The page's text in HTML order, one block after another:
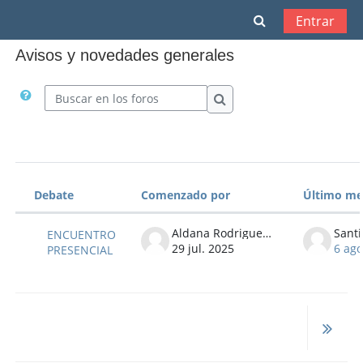
Selector de
Entrar
Avisos y novedades generales
Buscar en los foros
Buscar en los foros
Mostrando 1 de 1 discusiones
Estado
Debate Comenzado por Último
ENCUENTRO
PRESENCIAL
Aldana Rodriguez Golisano
29 jul. 2025
6